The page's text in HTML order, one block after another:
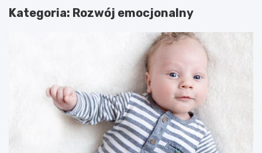
Kategoria: Rozwój emocjonalny